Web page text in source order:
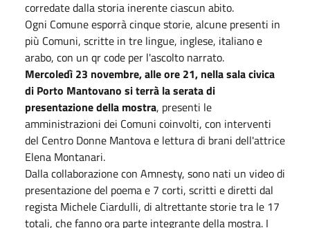
corredate dalla storia inerente ciascun abito.
Ogni Comune esporrà cinque storie, alcune presenti in
più Comuni, scritte in tre lingue, inglese, italiano e
arabo, con un qr code per l'ascolto narrato.
Mercoledì 23 novembre, alle ore 21, nella sala civica
di Porto Mantovano si terrà la serata di
presentazione della mostra, presenti le
amministrazioni dei Comuni coinvolti, con interventi
del Centro Donne Mantova e lettura di brani dell'attrice
Elena Montanari.
Dalla collaborazione con Amnesty, sono nati un video di
presentazione del poema e 7 corti, scritti e diretti dal
regista Michele Ciardulli, di altrettante storie tra le 17
totali, che fanno ora parte integrante della mostra. I